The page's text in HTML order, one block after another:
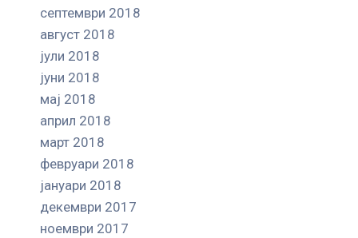
септември 2018
август 2018
јули 2018
јуни 2018
мај 2018
април 2018
март 2018
февруари 2018
јануари 2018
декември 2017
ноември 2017